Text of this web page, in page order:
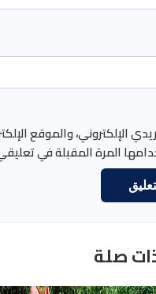
الإلكتروني، والموقع
المرة المقبلة في
صلة